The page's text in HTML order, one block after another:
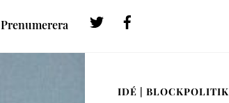
Twitter
Prenumerera
IDÉ | BLOCKPOLITIK